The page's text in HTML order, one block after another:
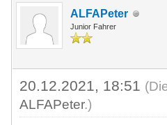
ALFAPeter
Junior Fahrer
20.12.2021, 18:51
ALFAPeter.)